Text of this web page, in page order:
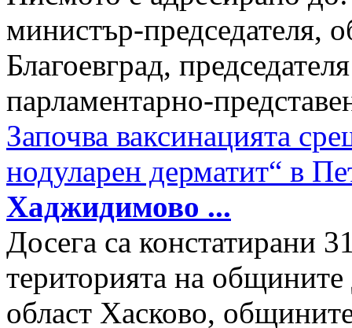
министър-председателя,
Благоевград,
парламентарно-
Започва ваксинацията
нодуларен дерматит“ в
Хаджидимово ...
Досега са констатирани
територията на
област Хасково,